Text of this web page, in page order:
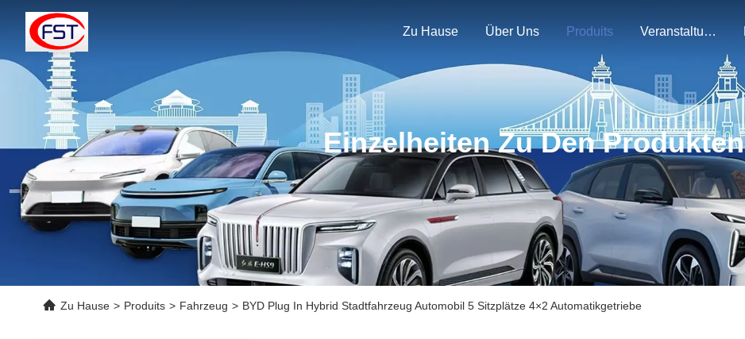
Zu Hause Über Uns Produits Veranstaltungen
Einzelheiten Zu Den Produkten
Zu Hause > Produits > Fahrzeug > BYD Plug In Hybrid Stadtfahrzeug Automobil 5 Sitzplätze 4×2 Automatikgetriebe